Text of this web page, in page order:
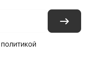
политикой